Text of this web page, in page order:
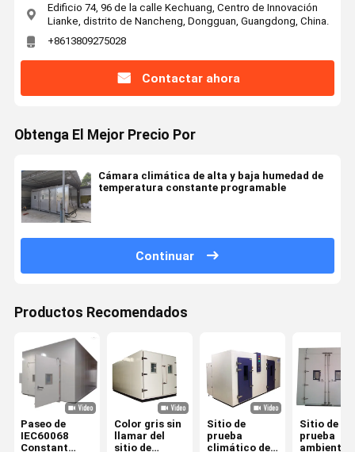
Edificio 74, 96 de la calle Kechuang, Centro de Innovación
Lianke, distrito de Nancheng, Dongguan, Guangdong, China.
+8613809275028
Contactar ahora
Obtenga El Mejor Precio Por
Cámara climática de alta y baja humedad de
temperatura constante programable
Continuar
Productos Recomendados
Paseo de
IEC60068
Constant
Color gris sin
llamar del
sitio de
Sitio de
prueba
climático de
Sitio de
prueba
ambiental